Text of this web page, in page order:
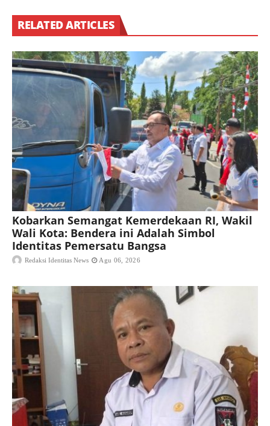
RELATED ARTICLES
Kobarkan Semangat Kemerdekaan RI, Wakil
Wali Kota: Bendera ini Adalah Simbol
Identitas Pemersatu Bangsa
Redaksi Identitas News Agu 06, 2026